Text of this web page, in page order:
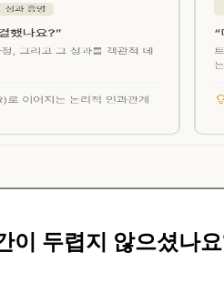
이 두렵지 않으셨나